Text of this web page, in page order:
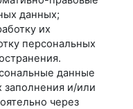
данных;
их
персональных
данные
заполнения и/или
через